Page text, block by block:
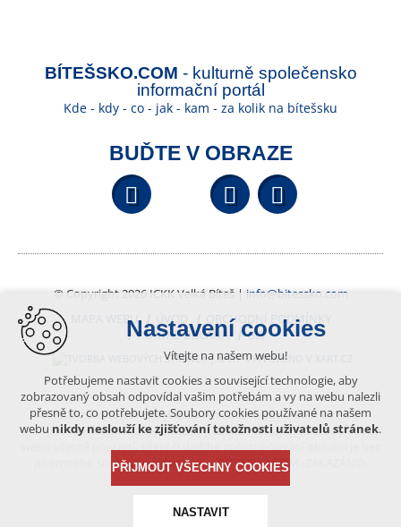
BÍTEŠSKO.COM - kulturně společensko
informační portál
Kde - kdy - co - jak - kam - za kolik na bítešsku
BUĎTE V OBRAZE
Facebook YouTube
© Copyright 2026 ICKK Velká Bíteš | info@bitessko.com
MAPA WEBU
ÚVOD
OBCHODNÍ PODMÍNKY
PORTÁL OBČANA
GIS
VYTVOŘENO V XART.CZ
Obsah tohoto portálu je chráněn autorským právem, které
vykonává vydavatel. Jakékoliv užití článků a fotografií z této podoby
písemného souhlasu vydavatele – BÍTEŠSKO.COM -ZAKÁZÁNO.
Nastavení cookies
Vítejte na našem webu!
Potřebujeme nastavit cookies a související technologie, aby
zobrazovaný obsah odpovídal vašim potřebám a vy na webu nalezli
přesně to, co potřebujete. Soubory cookies používané na našem
webu nikdy neslouží ke zjišťování totožnosti uživatelů stránek.
PŘIJMOUT VŠECHNY COOKIES
NASTAVIT